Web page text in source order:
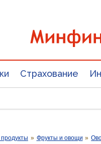
Страхование
» Фрукты и овощи »